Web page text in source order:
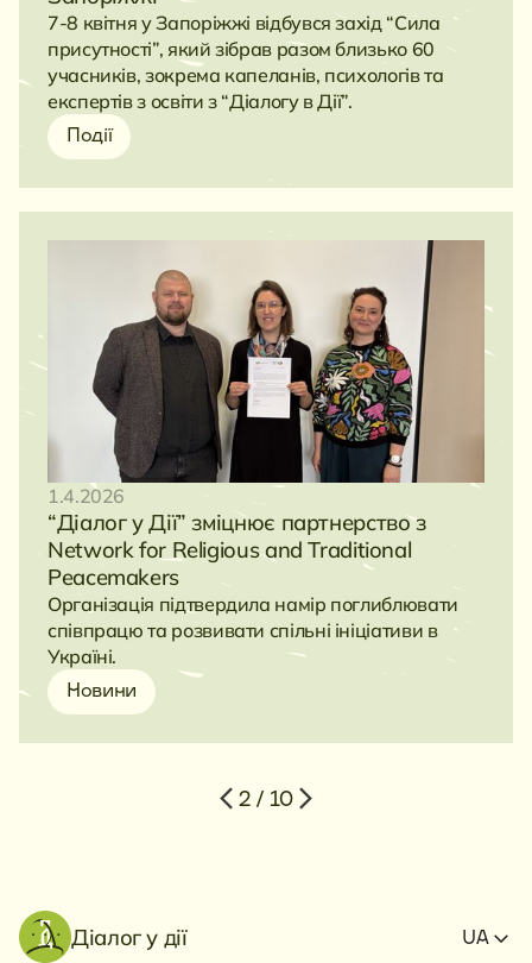
7-8 квітня у Запоріжжі відбувся захід “Сила
присутності”, який зібрав разом близько 60
учасників, зокрема капеланів, психологів та
експертів з освіти з “Діалогу в Дії”.
Події
1.4.2026
“Діалог у Дії” зміцнює партнерство з
Network for Religious and Traditional
Peacemakers
Організація підтвердила намір поглиблювати
співпрацю та розвивати спільні ініціативи в
Україні.
Новини
2 / 10
Діалог у дії UA